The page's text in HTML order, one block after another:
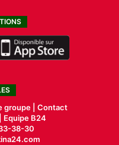
groupe | Contact
Equipe B24
38-30